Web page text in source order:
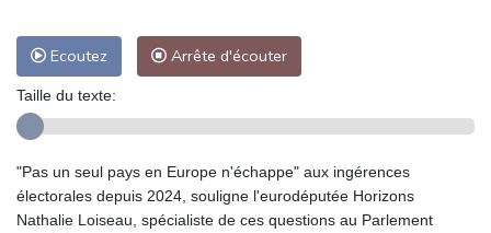
Ecoutez Arrête d'écouter
Taille du texte:
"Pas un seul pays en Europe n'échappe" aux ingérences
électorales depuis 2024, souligne l'eurodéputée Horizons
Nathalie Loiseau, spécialiste de ces questions au Parlement